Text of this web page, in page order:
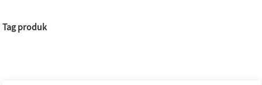
Tag produk